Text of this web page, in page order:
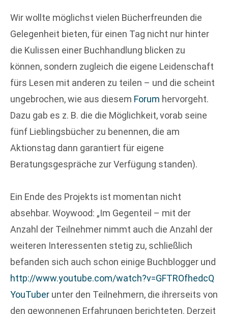
Wir wollte möglichst vielen Bücherfreunden die
Gelegenheit bieten, für einen Tag nicht nur hinter
die Kulissen einer Buchhandlung blicken zu
können, sondern zugleich die eigene Leidenschaft
fürs Lesen mit anderen zu teilen – und die scheint
ungebrochen, wie aus diesem Forum hervorgeht.
Dazu gab es z. B. die die Möglichkeit, vorab seine
fünf Lieblingsbücher zu benennen, die am
Aktionstag dann garantiert für eigene
Beratungsgespräche zur Verfügung standen).
Ein Ende des Projekts ist momentan nicht
absehbar. Woywood: „Im Gegenteil – mit der
Anzahl der Teilnehmer nimmt auch die Anzahl der
weiteren Interessenten stetig zu, schließlich
befanden sich auch schon einige Buchblogger und
http://www.youtube.com/watch?v=GFTROfhedcQ
YouTuber unter den Teilnehmern, die ihrerseits von
den gewonnenen Erfahrungen berichteten. Derzeit